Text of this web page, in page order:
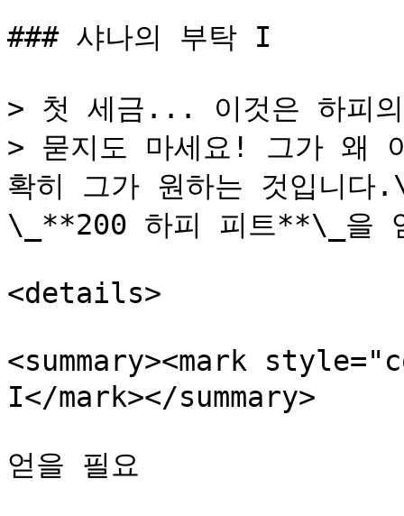
### 샤나의 부탁 I
> 첫 세금... 이것은 하피
> 묻지도 마세요! 그가 왜
확히 그가 원하는 것입니
\_**200 하피 피트**\_을
<details>
<summary><mark
I</mark></summary>
얻을 필요